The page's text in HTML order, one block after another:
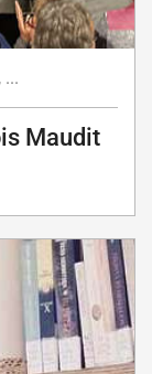
, ...
Maudit